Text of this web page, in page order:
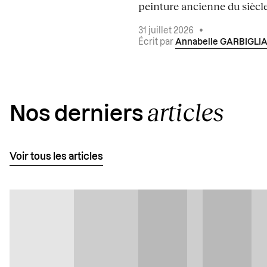
peinture ancienne du
31 juillet 2026
•
Écrit par Annabelle GARBIGLIA
Nos derniers articles
Voir tous les articles